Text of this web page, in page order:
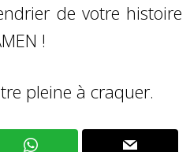
de votre histoire
!
pleine à craquer.